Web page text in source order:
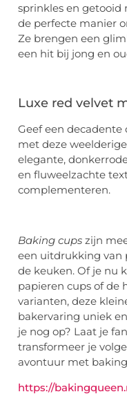
sprinkles en getooid
de perfecte manier
Ze brengen een
een hit bij jong en
Luxe red velvet
Geef een
met deze
elegante,
en fluweelzachte
complementeren.
Baking cups zijn
een uitdrukking van
de keuken. Of je nu
papieren cups of de
varianten, deze
bakervaring uniek
je nog op? Laat je
transformeer je
avontuur met
https://